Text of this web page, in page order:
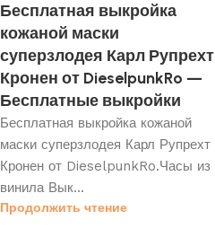
Бесплатная выкройка
кожаной маски
суперзлодея Карл Рупрехт
Кронен от DieselpunkRo —
Бесплатные выкройки
Бесплатная выкройка кожаной
маски суперзлодея Карл Рупрехт
Кронен от DieselpunkRo.Часы из
винила Вык...
Продолжить чтение